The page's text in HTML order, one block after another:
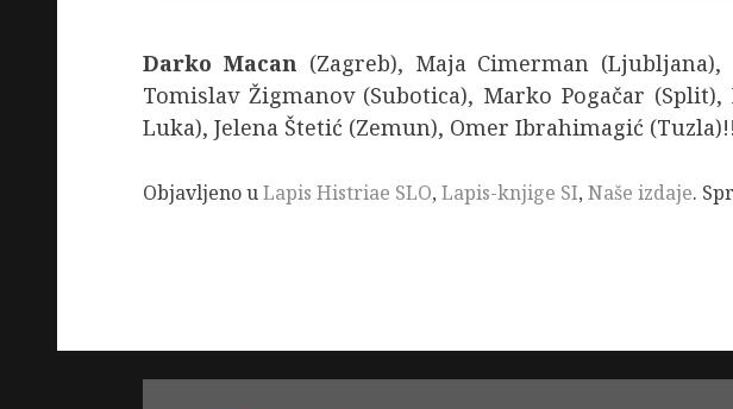
Darko Macan (Zagreb), Maja Cimerman
Tomislav Žigmanov (Subotica), Marko Pogačar
Luka), Jelena Štetić (Zemun), Omer Ibrahimagić
Objavljeno uLapis Histriae SLO, Lapis-knjige SI, Naše izdaje.